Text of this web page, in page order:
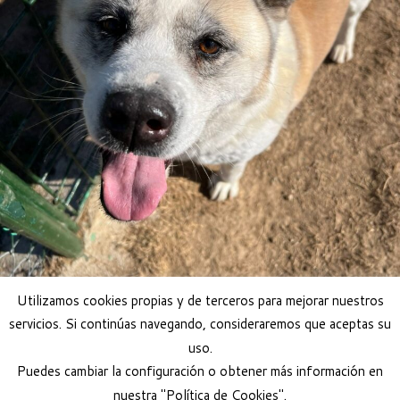
Adoptar perro
Utilizamos cookies propias y de terceros para mejorar nuestros
servicios. Si continúas navegando, consideraremos que aceptas su
uso.
Puedes cambiar la configuración o obtener más información en
nuestra "Política de Cookies".